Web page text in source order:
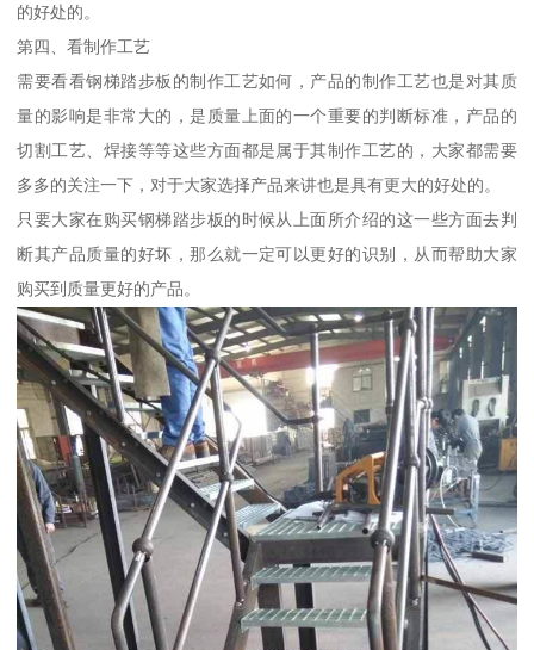
的好处的。
第四、看制作工艺
需要看看钢梯踏步板的制作工艺如何，产品的制作工艺也是对其质
量的影响是非常大的，是质量上面的一个重要的判断标准，产品的
切割工艺、焊接等等这些方面都是属于其制作工艺的，大家都需要
多多的关注一下，对于大家选择产品来讲也是具有更大的好处的。
只要大家在购买钢梯踏步板的时候从上面所介绍的这一些方面去判
断其产品质量的好坏，那么就一定可以更好的识别，从而帮助大家
购买到质量更好的产品。